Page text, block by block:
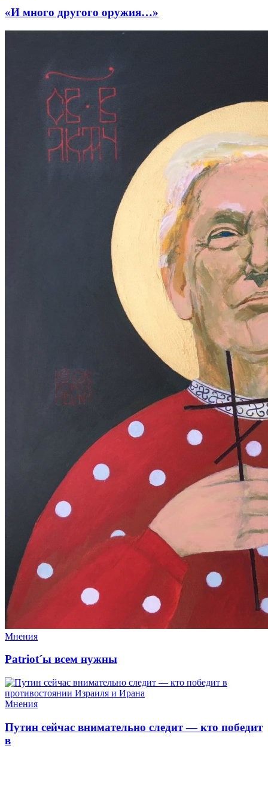
«И много другого оружия…»
Мнения
Patriot´ы всем нужны
Мнения
Путин сейчас внимательно следит — кто победит
в